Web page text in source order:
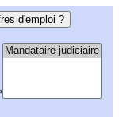
d'emploi ?